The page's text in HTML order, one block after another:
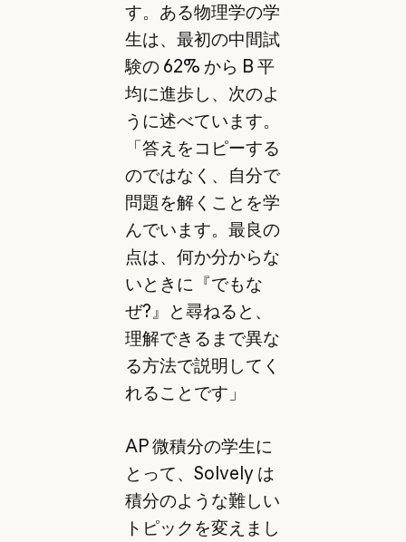
す。ある物理学の学
生は、最初の中間試
験の 62% から B 平
均に進歩し、次のよ
うに述べています。
「答えをコピーする
のではなく、自分で
問題を解くことを学
んでいます。最良の
点は、何か分からな
いときに『でもな
ぜ?』と尋ねると、
理解できるまで異な
る方法で説明してく
れることです」
AP 微積分の学生に
とって、Solvely は
積分のような難しい
トピックを変えまし